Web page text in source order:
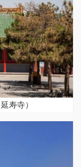
寿寺）